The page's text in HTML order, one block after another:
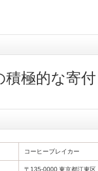
積極的な寄付
コーヒーブレイカー